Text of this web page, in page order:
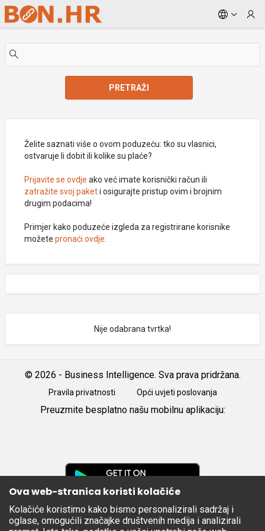
Skip to Main Content
PRETRAŽI
Želite saznati više o ovom poduzeću: tko su vlasnici,
ostvaruje li dobit ili kolike su plaće?
Prijavite se ovdje ako već imate korisnički račun ili
zatražite svoj paketi osigurajte pristup ovim i brojnim
drugim podacima!
Primjer kako poduzeće izgleda za registrirane korisnike
možete pronaći ovdje
Nije odabrana tvrtka!
© 2026 - Business Intelligence. Sva prava pridržana.
Pravila privatnosti Opći uvjeti poslovanja
Preuzmite besplatno našu mobilnu aplikaciju:
Apple
Store
Ova web-stranica koristi kolačiće
Kolačiće koristimo kako bismo personalizirali sadržaj i
oglase, omogućili značajke društvenih medija i analizirali